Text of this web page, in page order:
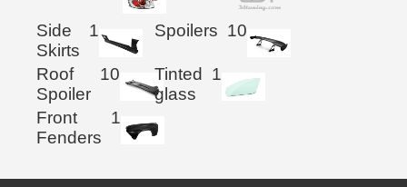
Side
Skirts
1 Spoilers 10
Roof
Spoiler
10
Tinted
glass
1
Front
Fenders
1